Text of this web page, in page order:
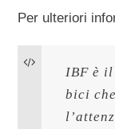
Per ulteriori
IBF è
bici